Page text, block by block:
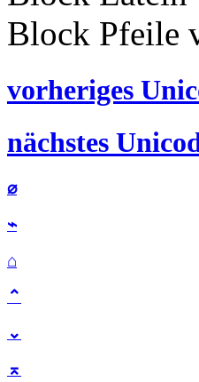
Block Pfeile
vorheriges
nächstes
⌀
⌁
⌂
⌃
⌄
⌅